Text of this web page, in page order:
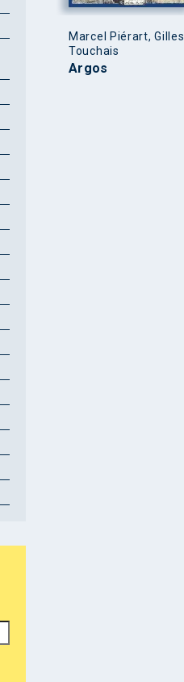
Marcel Piérart, Gilles
Touchais
Argos